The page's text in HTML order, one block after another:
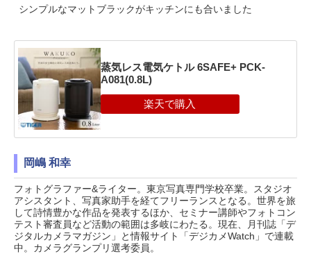
シンプルなマットブラックがキッチンにも合いました
蒸気レス電気ケトル 6SAFE+ PCK-
A081(0.8L)
岡嶋 和幸
フォトグラファー&ライター。東京写真専門学校卒業。スタジオ
アシスタント、写真家助手を経てフリーランスとなる。世界を旅
して詩情豊かな作品を発表するほか、セミナー講師やフォトコン
テスト審査員など活動の範囲は多岐にわたる。現在、月刊誌「デ
ジタルカメラマガジン」と情報サイト「デジカメWatch」で連載
中。カメラグランプリ選考委員。